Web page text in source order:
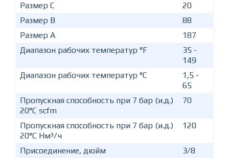
Размер C
20
Размер B
88
Размер A
187
Диапазон рабочих температур °F
35 -
149
Диапазон рабочих температур °C
1,5 -
65
Пропускная способность при 7 бар (и.д.)
20°C scfm
70
Пропускная способность при 7 бар (и.д.)
20°C Нм³/ч
120
Присоединение, дюйм 3/8